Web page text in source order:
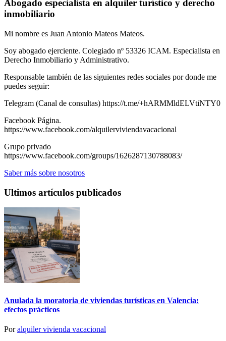
Abogado especialista en alquiler turístico y derecho
inmobiliario
Mi nombre es Juan Antonio Mateos Mateos.
Soy abogado ejerciente. Colegiado nº 53326 ICAM. Especialista en
Derecho Inmobiliario y Administrativo.
Responsable también de las siguientes redes sociales por donde me
puedes seguir:
Telegram (Canal de consultas) https://t.me/+hARMMldELVtiNTY0
Facebook Página.
https://www.facebook.com/alquilerviviendavacacional
Grupo privado
https://www.facebook.com/groups/1626287130788083/
Saber más sobre nosotros
Ultimos artículos publicados
Anulada la moratoria de viviendas turísticas en Valencia:
efectos prácticos
Poralquiler vivienda vacacional